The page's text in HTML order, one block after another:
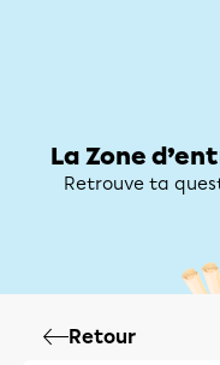
La Zone
Retrouve ta
Retour